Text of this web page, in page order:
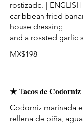
rostizado. |
caribbean fried
house dressing
and a roasted garlic
MX$198
★ Tacos de Codorniz
Codorniz marinada
rellena de piña,